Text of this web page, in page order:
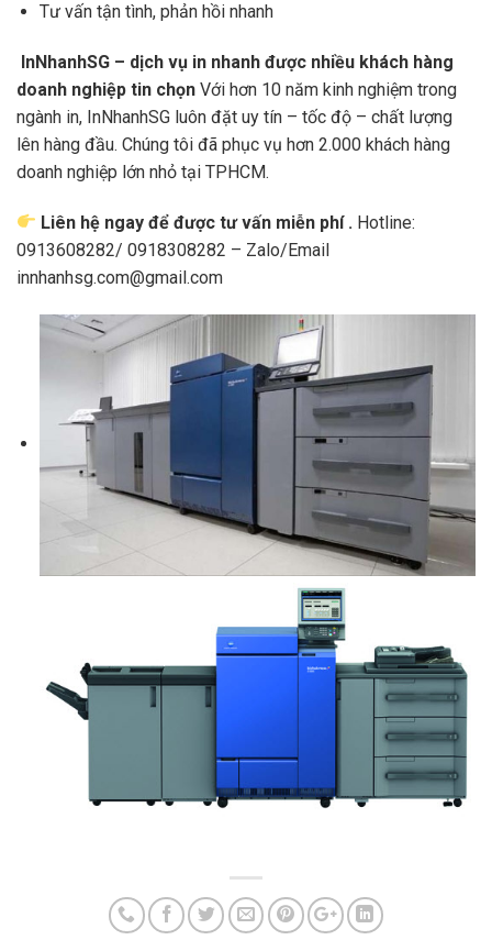
Tư vấn tận tình, phản hồi nhanh
InNhanhSG – dịch vụ in nhanh được nhiều khách hàng
doanh nghiệp tin chọn Với hơn 10 năm kinh nghiệm trong
ngành in, InNhanhSG luôn đặt uy tín – tốc độ – chất lượng
lên hàng đầu. Chúng tôi đã phục vụ hơn 2.000 khách hàng
doanh nghiệp lớn nhỏ tại TPHCM.
Liên hệ ngay để được tư vấn miễn phí . Hotline:
0913608282/ 0918308282 – Zalo/Email
innhanhsg.com@gmail.com